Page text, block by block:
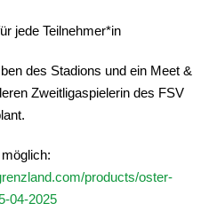
jede Teilnehmer*in
des Stadions und ein Meet &
Zweitligaspielerin des FSV
products/oster-
04-2025